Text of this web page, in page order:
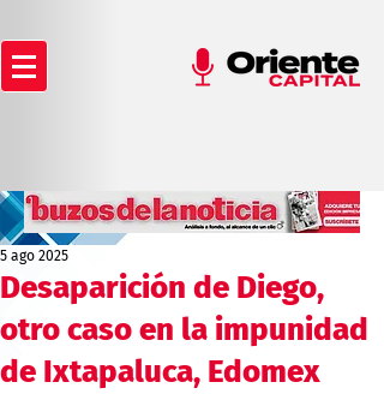
Desaparición de Diego,
otro caso en la impunidad
de Ixtapaluca, Edomex
5 ago 2025